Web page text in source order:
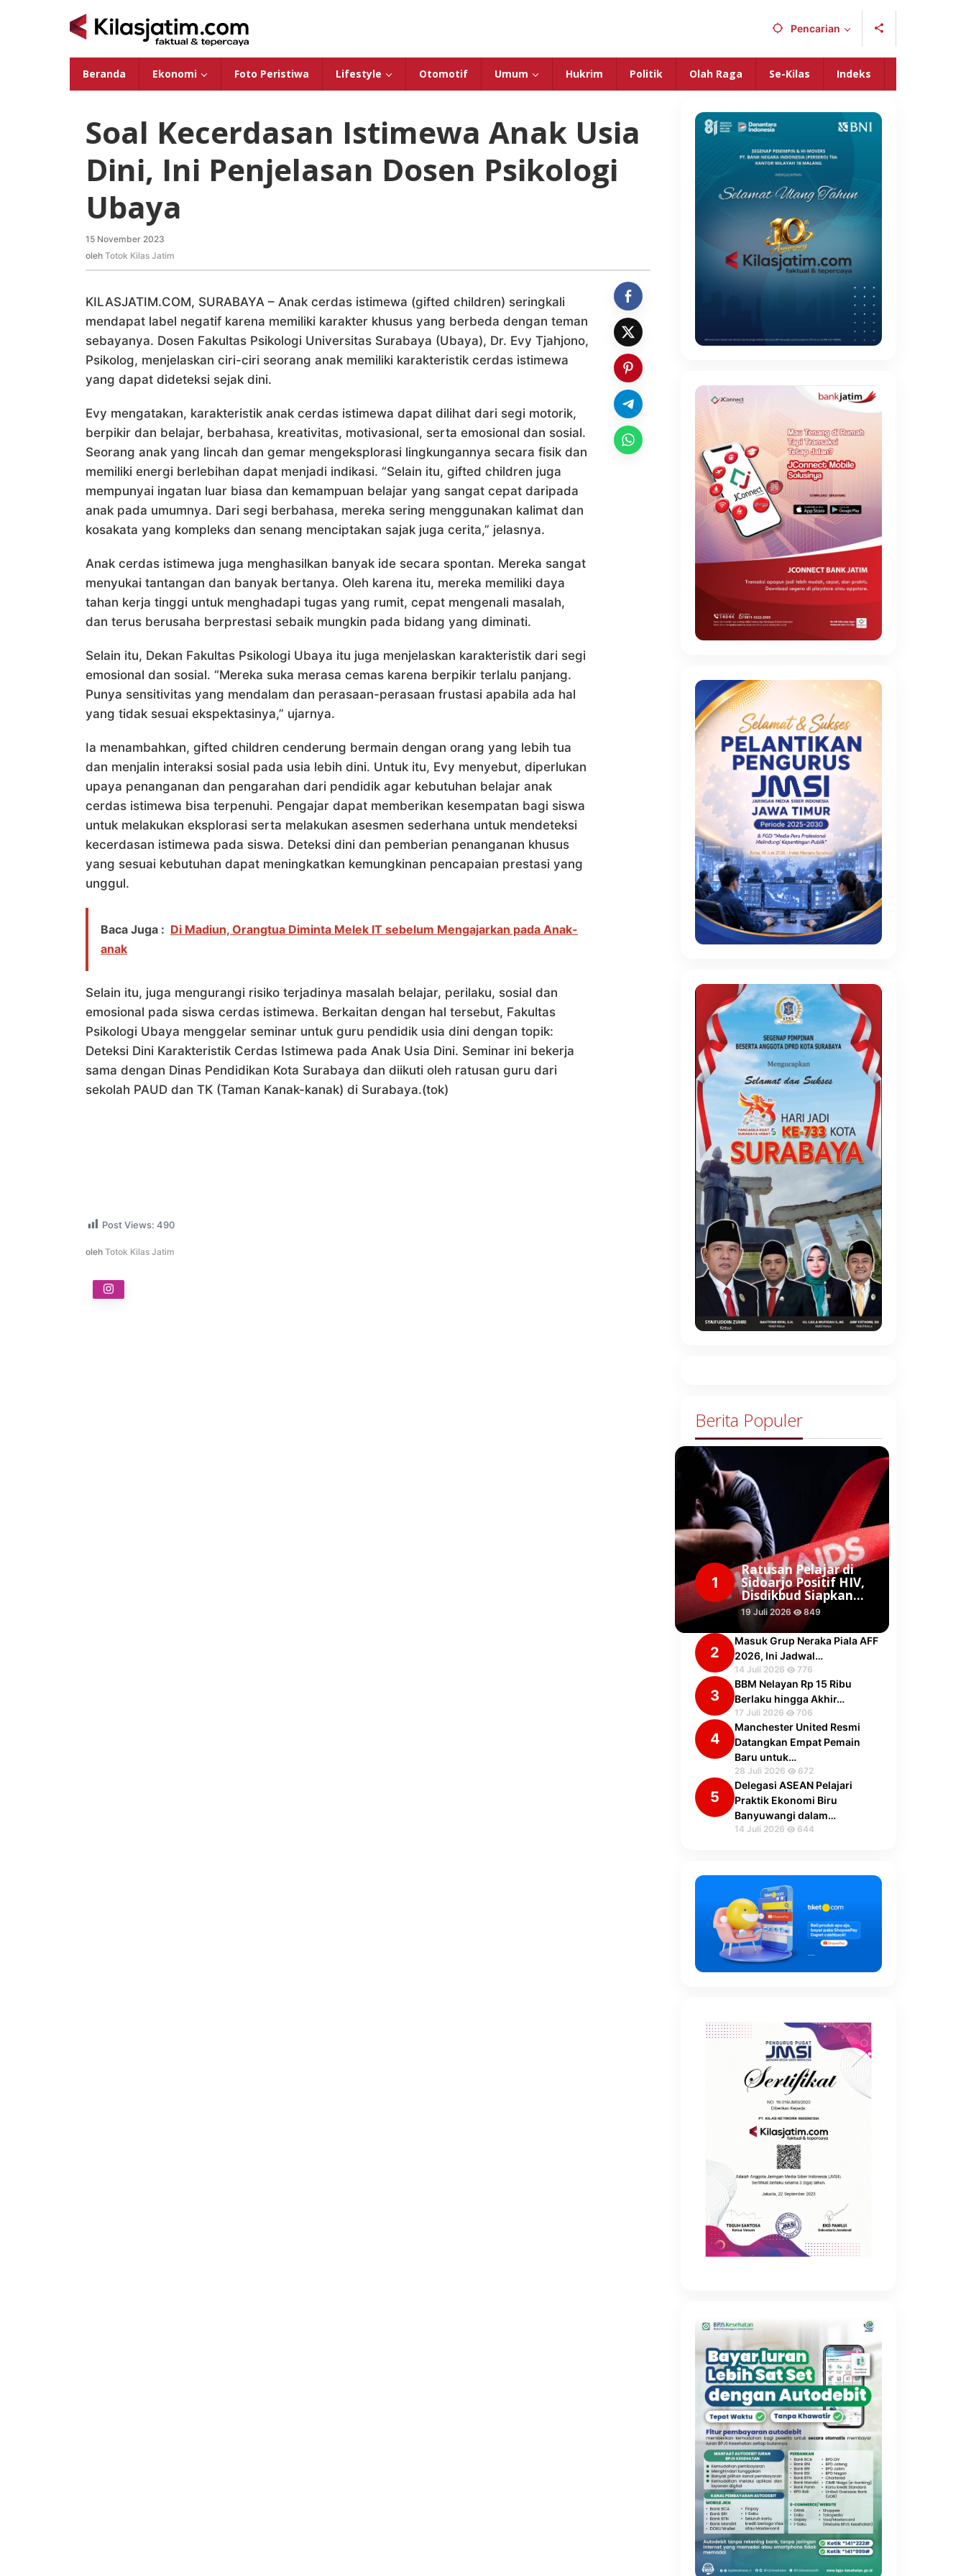
Pencarian
Beranda Ekonomi Foto Peristiwa Lifestyle Otomotif Umum Hukrim Politik Olah Raga Se-Kilas Indeks
Soal Kecerdasan Istimewa Anak Usia
Dini, Ini Penjelasan Dosen Psikologi
Ubaya
15 November 2023
Totok
oleh Totok Kilas Jatim
KILASJATIM.COM, SURABAYA – Anak cerdas istimewa (gifted children) seringkali
mendapat label negatif karena memiliki karakter khusus yang berbeda dengan teman
sebayanya. Dosen Fakultas Psikologi Universitas Surabaya (Ubaya), Dr. Evy Tjahjono,
Psikolog, menjelaskan ciri-ciri seorang anak memiliki karakteristik cerdas istimewa
yang dapat dideteksi sejak dini.
Evy mengatakan, karakteristik anak cerdas istimewa dapat dilihat dari segi motorik,
berpikir dan belajar, berbahasa, kreativitas, motivasional, serta emosional dan sosial.
Seorang anak yang lincah dan gemar mengeksplorasi lingkungannya secara fisik dan
memiliki energi berlebihan dapat menjadi indikasi. “Selain itu, gifted children juga
mempunyai ingatan luar biasa dan kemampuan belajar yang sangat cepat daripada
anak pada umumnya. Dari segi berbahasa, mereka sering menggunakan kalimat dan
kosakata yang kompleks dan senang menciptakan sajak juga cerita,” jelasnya.
Anak cerdas istimewa juga menghasilkan banyak ide secara spontan. Mereka sangat
menyukai tantangan dan banyak bertanya. Oleh karena itu, mereka memiliki daya
tahan kerja tinggi untuk menghadapi tugas yang rumit, cepat mengenali masalah,
dan terus berusaha berprestasi sebaik mungkin pada bidang yang diminati.
Selain itu, Dekan Fakultas Psikologi Ubaya itu juga menjelaskan karakteristik dari segi
emosional dan sosial. “Mereka suka merasa cemas karena berpikir terlalu panjang.
Punya sensitivitas yang mendalam dan perasaan-perasaan frustasi apabila ada hal
yang tidak sesuai ekspektasinya,” ujarnya.
Ia menambahkan, gifted children cenderung bermain dengan orang yang lebih tua
dan menjalin interaksi sosial pada usia lebih dini. Untuk itu, Evy menyebut, diperlukan
upaya penanganan dan pengarahan dari pendidik agar kebutuhan belajar anak
cerdas istimewa bisa terpenuhi. Pengajar dapat memberikan kesempatan bagi siswa
untuk melakukan eksplorasi serta melakukan asesmen sederhana untuk mendeteksi
kecerdasan istimewa pada siswa. Deteksi dini dan pemberian penanganan khusus
yang sesuai kebutuhan dapat meningkatkan kemungkinan pencapaian prestasi yang
unggul.
Baca Juga : Di Madiun, Orangtua Diminta Melek IT sebelum Mengajarkan pada Anak-
anak
Selain itu, juga mengurangi risiko terjadinya masalah belajar, perilaku, sosial dan
emosional pada siswa cerdas istimewa. Berkaitan dengan hal tersebut, Fakultas
Psikologi Ubaya menggelar seminar untuk guru pendidik usia dini dengan topik:
Deteksi Dini Karakteristik Cerdas Istimewa pada Anak Usia Dini. Seminar ini bekerja
sama dengan Dinas Pendidikan Kota Surabaya dan diikuti oleh ratusan guru dari
sekolah PAUD dan TK (Taman Kanak-kanak) di Surabaya.(tok)
Post Views: 490
oleh Totok Kilas Jatim
Berita Populer
1
Ratusan Pelajar di
Sidoarjo Positif HIV,
Disdikbud Siapkan…
19 Juli 2026 849
2
Masuk Grup Neraka Piala AFF
2026, Ini Jadwal…
14 Juli 2026 776
3
BBM Nelayan Rp 15 Ribu
Berlaku hingga Akhir…
17 Juli 2026 706
4
Manchester United Resmi
Datangkan Empat Pemain
Baru untuk…
28 Juli 2026 672
5
Delegasi ASEAN Pelajari
Praktik Ekonomi Biru
Banyuwangi dalam…
14 Juli 2026 644